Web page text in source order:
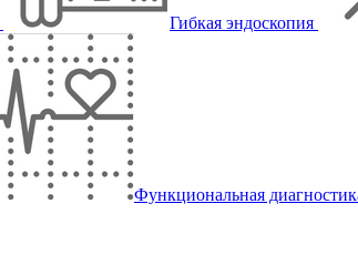
Гибкая эндоскопия
Функциональная